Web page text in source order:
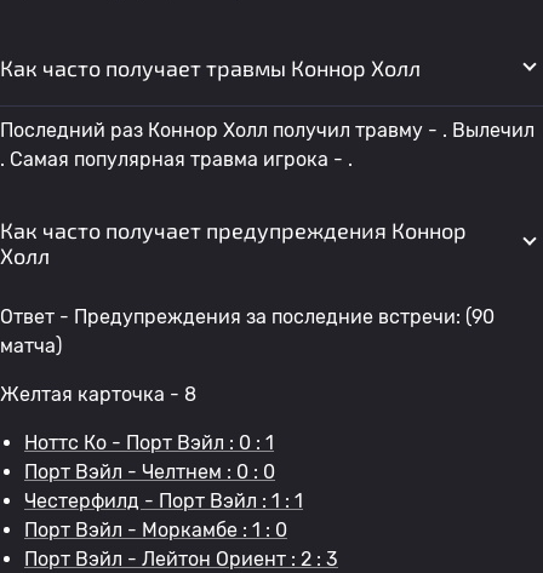
Как часто получает травмы Коннор Холл
Последний раз Коннор Холл получил травму - . Вылечил
. Самая популярная травма игрока - .
Как часто получает предупреждения Коннор
Холл
Ответ - Предупреждения за последние встречи: (90
матча)
Желтая карточка - 8
Ноттс Ко - Порт Вэйл : 0 : 1
Порт Вэйл - Челтнем : 0 : 0
Честерфилд - Порт Вэйл : 1 : 1
Порт Вэйл - Моркамбе : 1 : 0
Порт Вэйл - Лейтон Ориент : 2 : 3